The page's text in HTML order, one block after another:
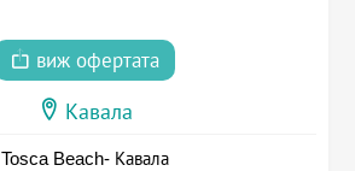
виж офертата
Кавала
Tosca Beach- Кавала